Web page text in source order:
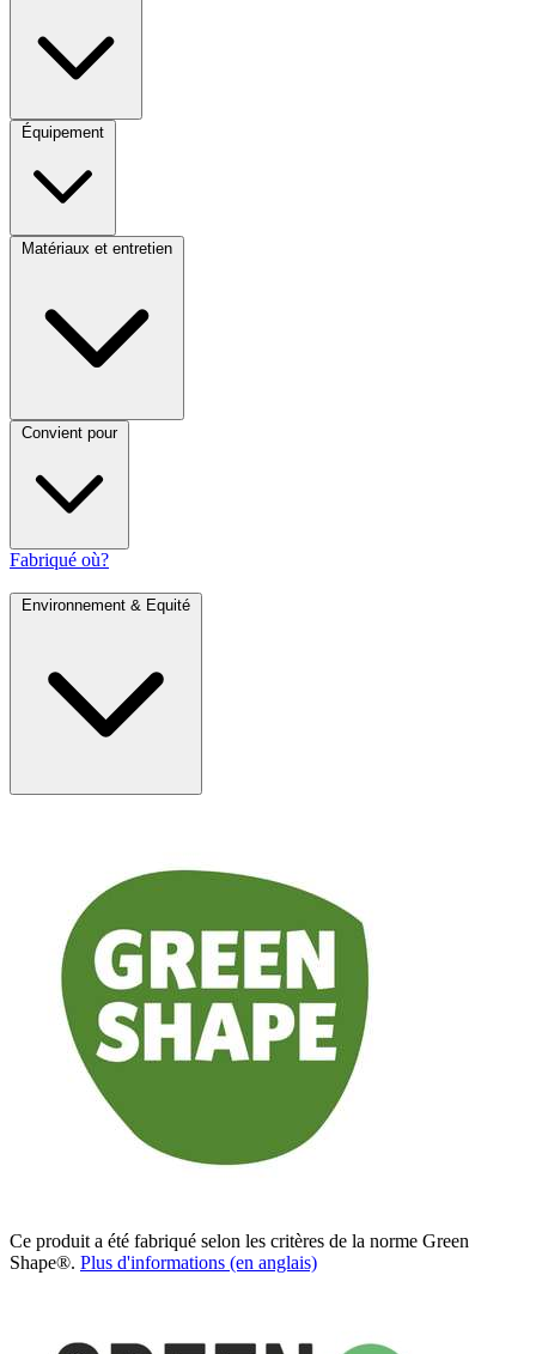
Équipement
Matériaux et entretien
Convient pour
Fabriqué où?
Environnement & Equité
Ce produit a été fabriqué selon les critères de la norme Green
Shape®. Plus d'informations (en anglais)